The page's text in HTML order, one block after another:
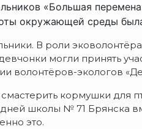
«Большая
окружающей среды
В роли
могли принять
волонтёров-экологов
кормушки для
школы № 71 Брянска
это.